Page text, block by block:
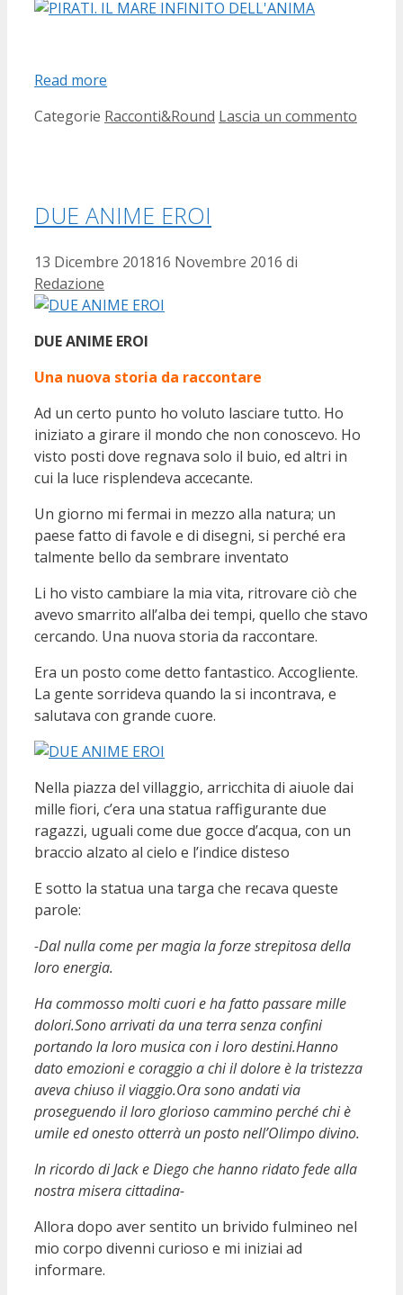
Read more
Categorie Racconti&Round Lascia un commento
DUE ANIME EROI
13 Dicembre 201816 Novembre 2016 di
Redazione
DUE ANIME EROI
Una nuova storia da raccontare
Ad un certo punto ho voluto lasciare tutto. Ho
iniziato a girare il mondo che non conoscevo. Ho
visto posti dove regnava solo il buio, ed altri in
cui la luce risplendeva accecante.
Un giorno mi fermai in mezzo alla natura; un
paese fatto di favole e di disegni, si perché era
talmente bello da sembrare inventato
Li ho visto cambiare la mia vita, ritrovare ciò che
avevo smarrito all’alba dei tempi, quello che stavo
cercando. Una nuova storia da raccontare.
Era un posto come detto fantastico. Accogliente.
La gente sorrideva quando la si incontrava, e
salutava con grande cuore.
Nella piazza del villaggio, arricchita di aiuole dai
mille fiori, c’era una statua raffigurante due
ragazzi, uguali come due gocce d’acqua, con un
braccio alzato al cielo e l’indice disteso
E sotto la statua una targa che recava queste
parole:
-Dal nulla come per magia la forze strepitosa della
loro energia.
Ha commosso molti cuori e ha fatto passare mille
dolori.Sono arrivati da una terra senza confini
portando la loro musica con i loro destini.Hanno
dato emozioni e coraggio a chi il dolore è la tristezza
aveva chiuso il viaggio.Ora sono andati via
proseguendo il loro glorioso cammino perché chi è
umile ed onesto otterrà un posto nell’Olimpo divino.
In ricordo di Jack e Diego che hanno ridato fede alla
nostra misera cittadina-
Allora dopo aver sentito un brivido fulmineo nel
mio corpo divenni curioso e mi iniziai ad
informare.